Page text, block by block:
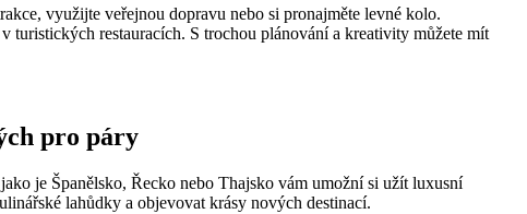
využijte⁣ veřejnou‌ dopravu nebo si pronajměte levné kolo.
turistických restauracích. S trochou plánování ⁣a kreativity můžete mít
pro páry
je Španělsko, Řecko nebo Thajsko vám umožní si užít ⁤luxusní
lahůdky⁢ a objevovat krásy nových destinací.